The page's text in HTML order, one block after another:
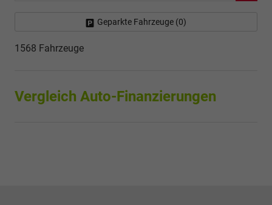
Geparkte Fahrzeuge (0)
1568 Fahrzeuge
Vergleich Auto-Finanzierungen